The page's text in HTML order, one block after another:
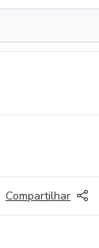
Compartilhar